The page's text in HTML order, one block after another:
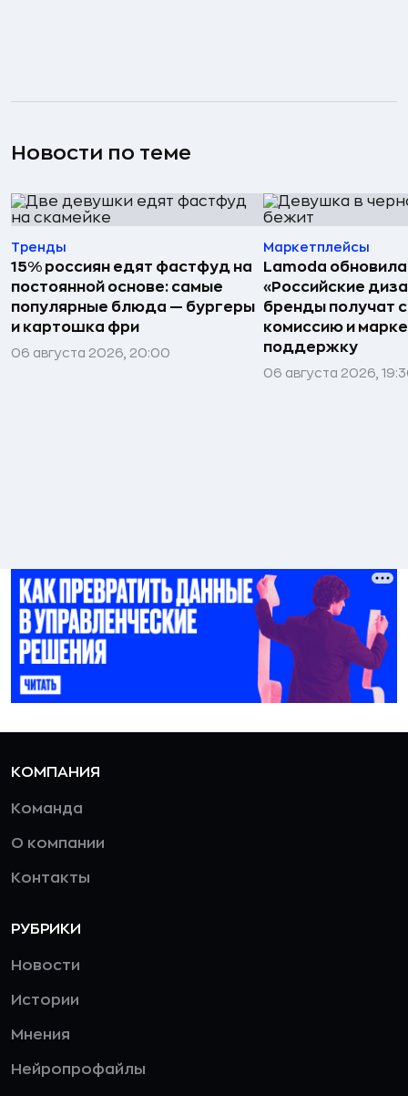
Новости по теме
Тренды
15% россиян едят фастфуд на
постоянной основе: самые
популярные блюда — бургеры
и картошка фри
06 августа 2026, 20:00
Маркетплейсы
Lamoda
«Российские
бренды получат
комиссию и
поддержку
06 августа 2026,
КОМПАНИЯ
Команда
О компании
Контакты
РУБРИКИ
Новости
Истории
Мнения
Нейропрофайлы